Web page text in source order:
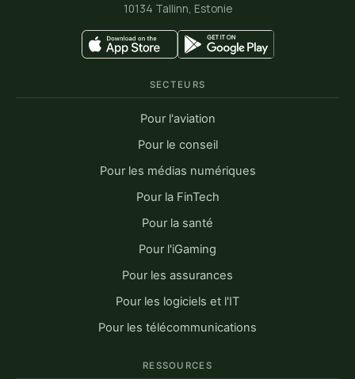
10134 Tallinn, Estonie
SECTEURS
Pour l'aviation
Pour le conseil
Pour les médias numériques
Pour la FinTech
Pour la santé
Pour l'iGaming
Pour les assurances
Pour les logiciels et l'IT
Pour les télécommunications
RESSOURCES